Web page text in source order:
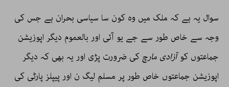
سوال یہ ہے کہ ملک میں وہ کون سا سیاسی بحران ہے جس کی
وجہ سے خاص طور سے جے یو آئی اور بالعموم دیگر اپوزیشن
جماعتوں کوآزادی مارچکی ضرورت پڑی اور یہ بھی کہ دیگر
اپوزیشن جماعتوں خاص طور پر مسلم لیگ ن اور پیپلز پارٹی کی